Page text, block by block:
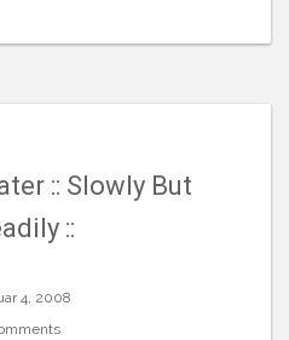
:: Slowly But
::
4, 2008